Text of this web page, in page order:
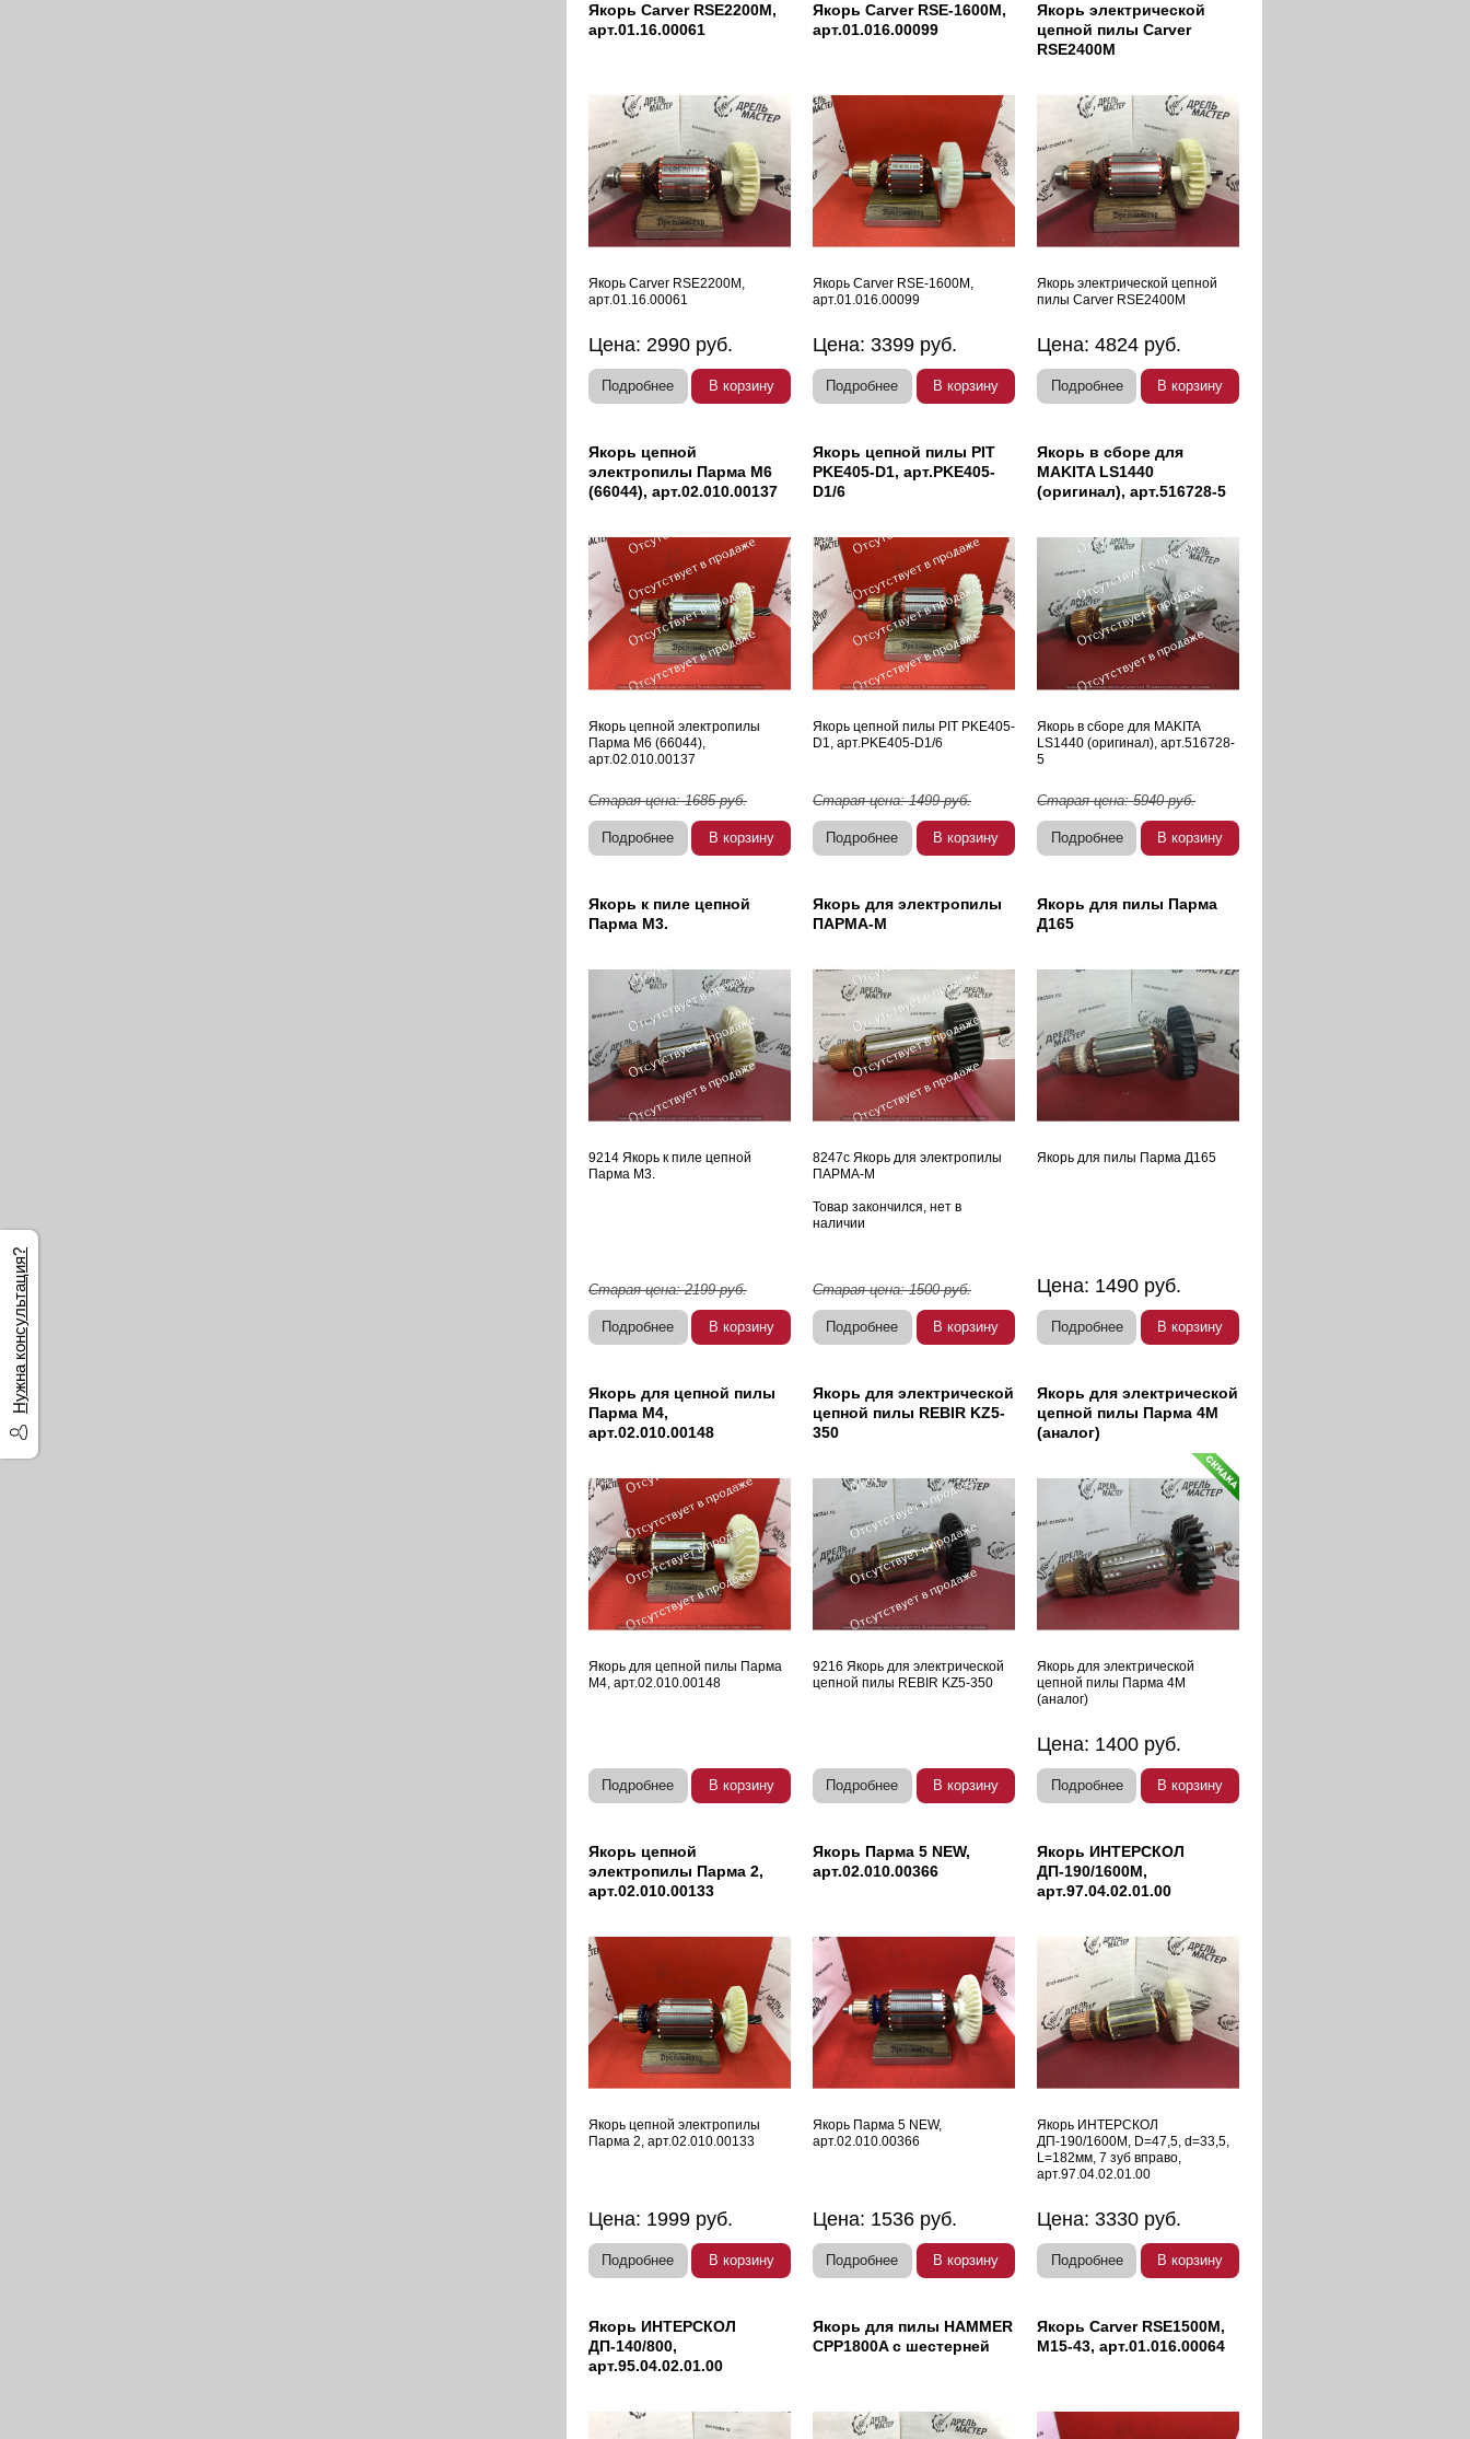
Якорь Carver RSE2200M,
арт.01.16.00061
Якорь Carver RSE2200M,
арт.01.16.00061
Цена: 2990 руб.
Подробнее В корзину
Якорь Carver RSE-1600M,
арт.01.016.00099
Якорь Carver RSE-1600M,
арт.01.016.00099
Цена:3399 руб.
Подробнее В корзину
Якорь электрической
цепной пилы Carver
RSE2400M
Якорь электрической цепной
пилы Carver RSE2400M
Цена:4824 руб.
Подробнее В корзину
Якорь цепной
электропилы Парма М6
(66044), арт.02.010.00137
Якорь цепной электропилы
Парма М6 (66044),
арт.02.010.00137
Старая цена:1685руб.
Подробнее В корзину
Якорь цепной пилы PIT
PKE405-D1, арт.PKE405-
D1/6
Якорь цепной пилы PIT PKE405-
D1, арт.PKE405-D1/6
Старая цена:1499руб.
Подробнее В корзину
Якорь в сборе для
MAKITA LS1440
(оригинал), арт.516728-5
Якорь в сборе для MAKITA
LS1440 (оригинал), арт.516728-
5
Старая цена:5940руб.
Подробнее В корзину
Якорь к пиле цепной
Парма М3.
9214 Якорь к пиле цепной
Парма М3.
Старая цена:2199руб.
Подробнее В корзину
Якорь для электропилы
ПАРМА-М
8247с Якорь для электропилы
ПАРМА-М
Товар закончился, нет в
наличии
Старая цена:1500руб.
Подробнее В корзину
Якорь для пилы Парма
Д165
Якорь для пилы Парма Д165
Цена: 1490 руб.
Подробнее В корзину
Якорь для цепной пилы
Парма М4,
арт.02.010.00148
Якорь для цепной пилы Парма
М4, арт.02.010.00148
Подробнее В корзину
Якорь для электрической
цепной пилы REBIR KZ5-
350
9216 Якорь для электрической
цепной пилы REBIR KZ5-350
Подробнее В корзину
Якорь для электрической
цепной пилы Парма 4М
(аналог)
Якорь для электрической
цепной пилы Парма 4М
(аналог)
Цена: 1400 руб.
Подробнее В корзину
Якорь цепной
электропилы Парма 2,
арт.02.010.00133
Якорь цепной электропилы
Парма 2, арт.02.010.00133
Цена: 1999 руб.
Подробнее В корзину
Якорь Парма 5 NEW,
арт.02.010.00366
Якорь Парма 5 NEW,
арт.02.010.00366
Цена: 1536 руб.
Подробнее В корзину
Якорь ИНТЕРСКОЛ
ДП-190/1600М,
арт.97.04.02.01.00
Якорь ИНТЕРСКОЛ
ДП-190/1600М, D=47,5, d=33,5,
L=182мм, 7 зуб вправо,
арт.97.04.02.01.00
Цена:3330 руб.
Подробнее В корзину
Якорь ИНТЕРСКОЛ
ДП-140/800,
арт.95.04.02.01.00
Якорь для пилы HAMMER
CPP1800A с шестерней
Якорь Carver RSE1500M,
М15-43, арт.01.016.00064
Нужна консультация?